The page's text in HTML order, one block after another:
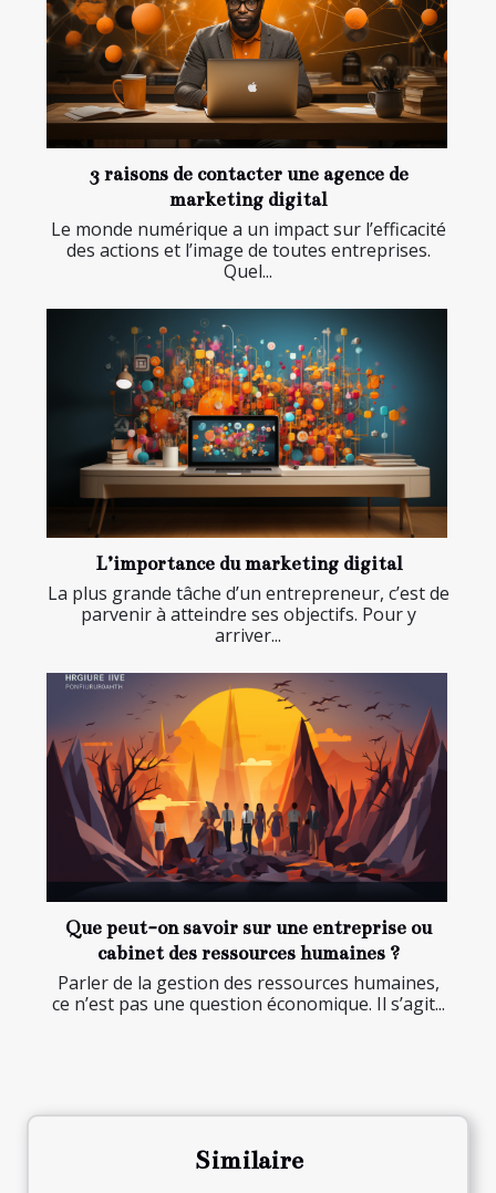
3 raisons de contacter une agence de
marketing digital
Le monde numérique a un impact sur l’efficacité
des actions et l’image de toutes entreprises.
Quel...
L’importance du marketing digital
La plus grande tâche d’un entrepreneur, c’est de
parvenir à atteindre ses objectifs. Pour y
arriver...
Que peut-on savoir sur une entreprise ou
cabinet des ressources humaines ?
Parler de la gestion des ressources humaines,
ce n’est pas une question économique. Il s’agit...
Similaire